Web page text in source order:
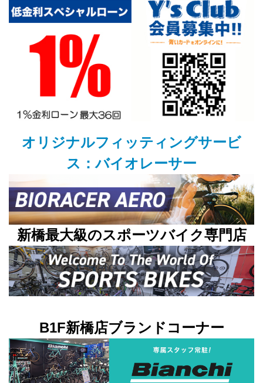
オリジナルフィッティングサービ
ス：バイオレーサー
新橋最大級のスポーツバイク専門店
B1F新橋店ブランドコーナー